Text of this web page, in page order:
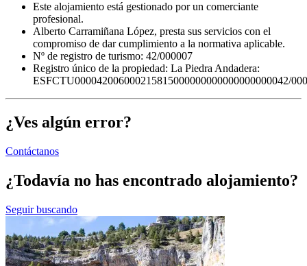
Este alojamiento está gestionado por un comerciante
profesional.
Alberto Carramiñana López, presta sus servicios con el
compromiso de dar cumplimiento a la normativa aplicable.
Nº de registro de turismo: 42/000007
Registro único de la propiedad: La Piedra Andadera:
ESFCTU000042006000215815000000000000000000042/
¿Ves algún error?
Contáctanos
¿Todavía no has encontrado alojamiento?
Seguir buscando